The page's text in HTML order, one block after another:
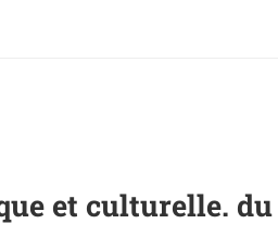
et culturelle.